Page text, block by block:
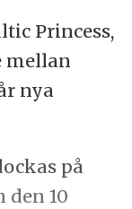
Princess,
mellan
nya
på
den 10